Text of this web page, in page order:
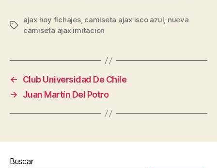
Etiquetas
ajax hoy fichajes, camiseta ajax isco azul, nueva
camiseta ajax imitacion
←
Club Universidad De Chile
→
Juan Martín Del Potro
Buscar